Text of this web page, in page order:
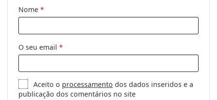
Nome *
O seu email *
Aceito o processamento dos dados inseridos e a
publicação dos comentários no site